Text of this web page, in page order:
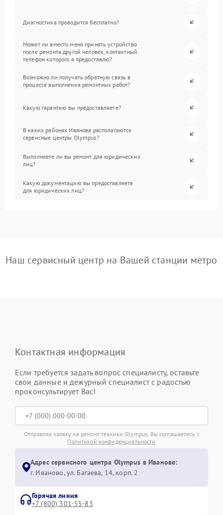
Диагностика проводится бесплатно?
Может ли вместо меня принять устройство
после ремонта другой человек, контактный
телефон которого я предоставлю?
Возможно ли получать обратную связь в
процессе выполнения ремонтных работ?
Какую гарантию вы предоставляете?
В каких районах Иванова располагаются
сервисные центры Olympus?
Выполняете ли вы ремонт для юридических
лиц?
Какую документацию вы предоставляете
для юридических лиц?
Наш сервисный центр на Вашей станции метро
Контактная информация
Если требуется задать вопрос специалисту, оставьте
свои данные и дежурный специалист с радостью
проконсультирует Вас!
Отправляя заявку на ремонт техники Olympus, Вы соглашаетесь с
Политикой конфиденциальности
Адрес сервисного центра Olympus в Иванове:
г. Иваново, ул. Багаева, 14, корп. 2
Горячая линия
+7 (800) 301-55-83